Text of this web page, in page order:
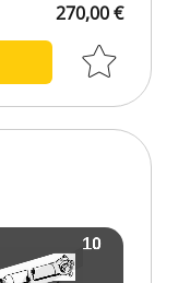
270,00 €